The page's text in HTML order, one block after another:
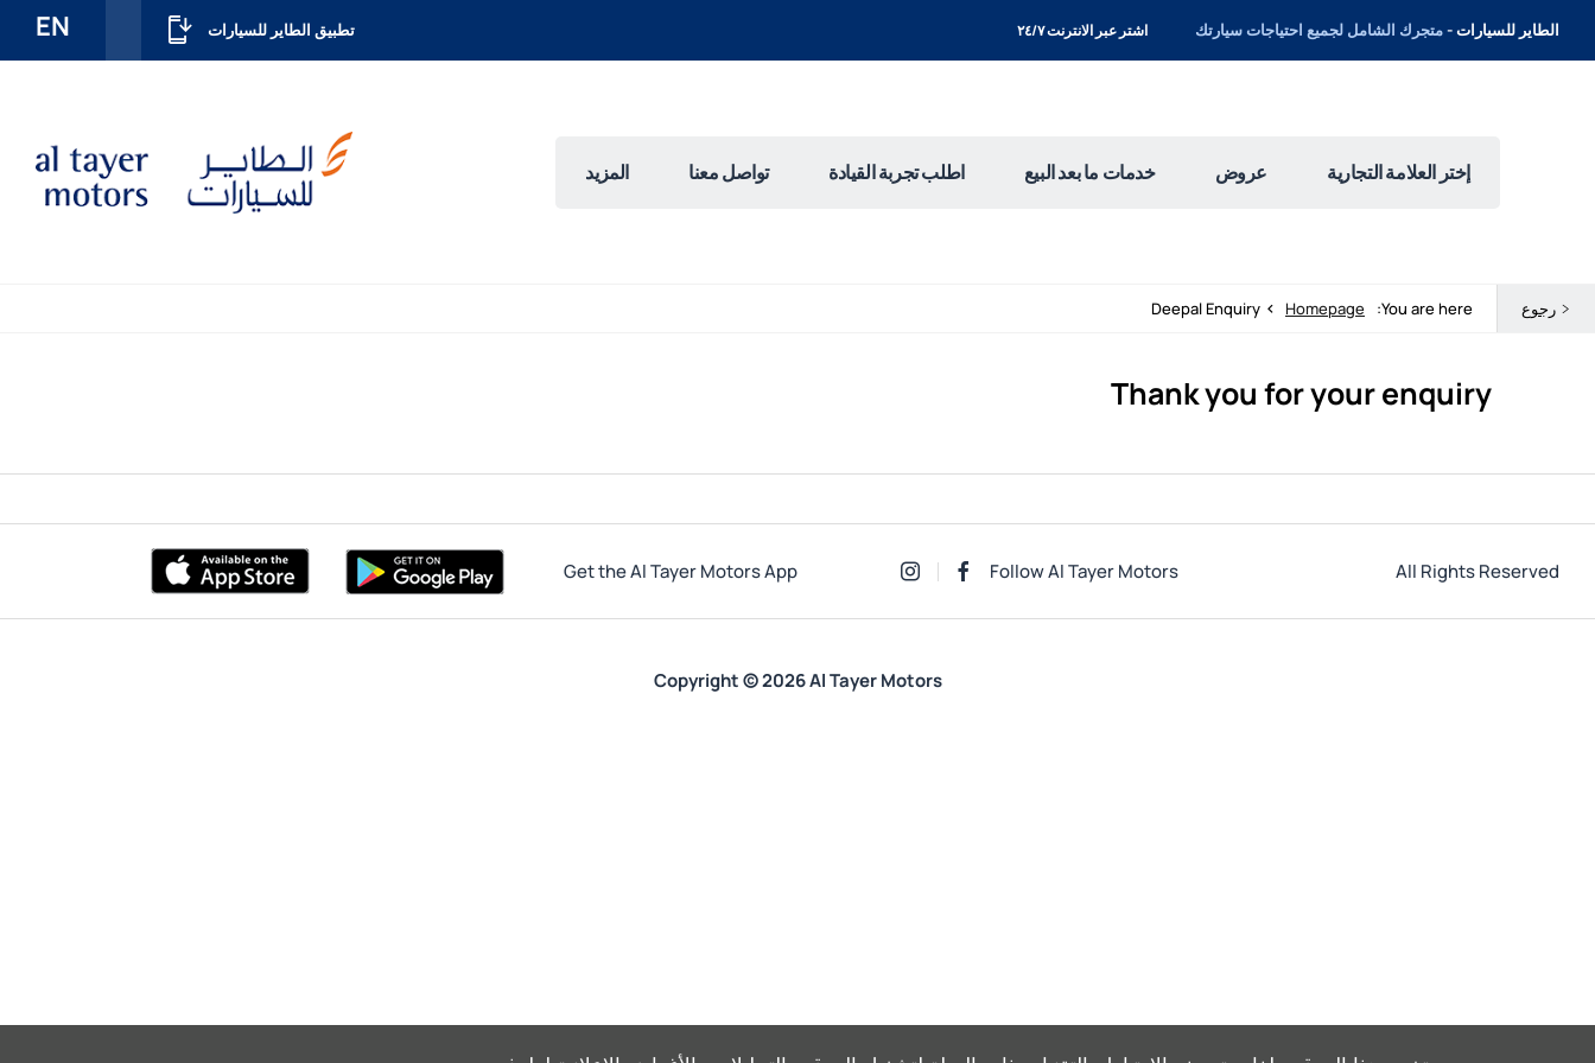
الطاير للسيارات -متجرك الشامل لجميع احتياجات سيارتك اشتر عبر الانترنت ٢٤/٧ EN تطبيق الطاير للسيارات
إختر العلامة التجارية عروض خدمات ما بعد البيع اطلب تجربة القيادة تواصل معنا المزيد
رجوع You are here:
Homepage
>
Deepal Enquiry
Thank you for your enquiry
All Rights Reserved
Follow Al Tayer Motors
Get the Al Tayer Motors App
Copyright © 2026 Al Tayer Motors